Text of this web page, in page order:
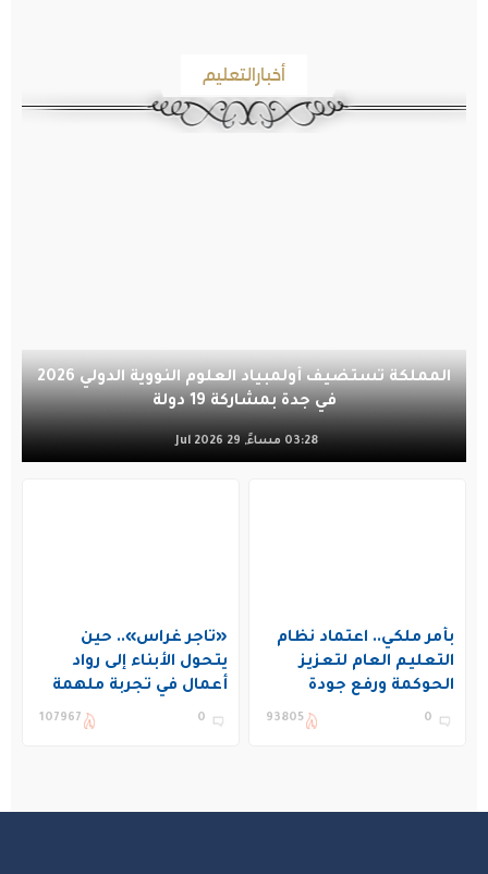
أخبارالتعليم
المملكة تستضيف أولمبياد العلوم النووية الدولي 2026
في جدة بمشاركة 19 دولة
03:28 مساءً, 29 Jul 2026
بأمر ملكي.. اعتماد نظام
التعليم العام لتعزيز
الحوكمة ورفع جودة
التعليم في المملكة
0
93805
«تاجر غراس».. حين
يتحول الأبناء إلى رواد
أعمال في تجربة ملهمة
بنادي غراس الصيفي
0
107967